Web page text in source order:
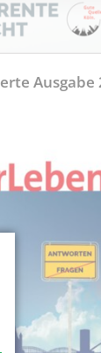
Ausgabe